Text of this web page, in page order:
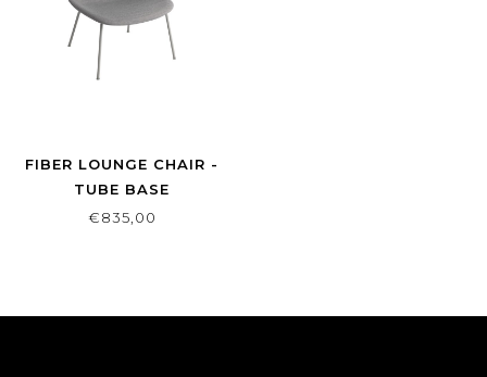
FIBER LOUNGE CHAIR -
TUBE BASE
€835,00